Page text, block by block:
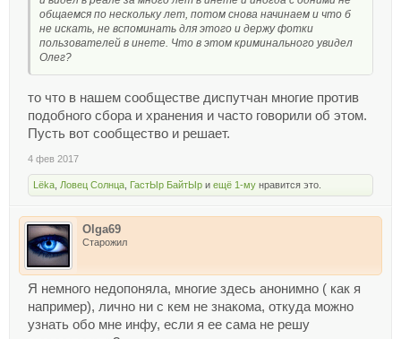
общаемся по нескольку лет, потом снова начинаем и что б
не искать, не вспоминать для этого и держу фотки
пользователей в инете. Что в этом криминального увидел
Олег?
то что в нашем сообществе диспутчан многие против
подобного сбора и хранения и часто говорили об этом.
Пусть вот сообщество и решает.
4 фев 2017
Lёka Ловец Солнца ГастЫр БайтЫр и ещё 1-му нравится это.
Olga69
Старожил
Я немного недопоняла, многие здесь анонимно ( как я
например), лично ни с кем не знакома, откуда можно
узнать обо мне инфу, если я ее сама не решу